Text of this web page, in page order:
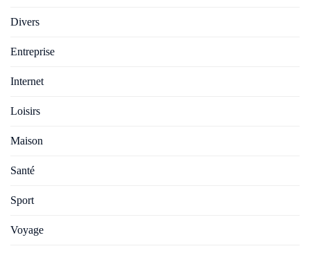
Divers
Entreprise
Internet
Loisirs
Maison
Santé
Sport
Voyage